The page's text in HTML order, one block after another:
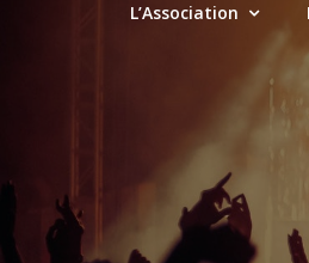
L’Association